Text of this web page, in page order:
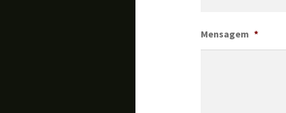
Mensagem *